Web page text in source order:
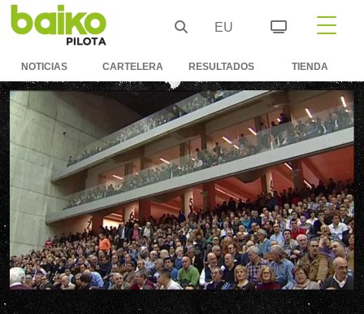
EU
NOTICIAS CARTELERA RESULTADOS TIENDA